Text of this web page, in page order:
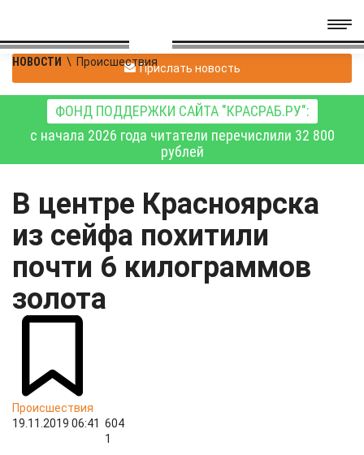
НОВОСТИ \ ПроисшествияПрислать новость
ФОНД ПОДДЕРЖКИ САЙТА "КРАСРАБ.РУ":
с начала 2026 года читатели перечислили 32 800
рублей
В центре Красноярска
из сейфа похитили
почти 6 килограммов
золота
Происшествия
19.11.2019 06:41 604
1